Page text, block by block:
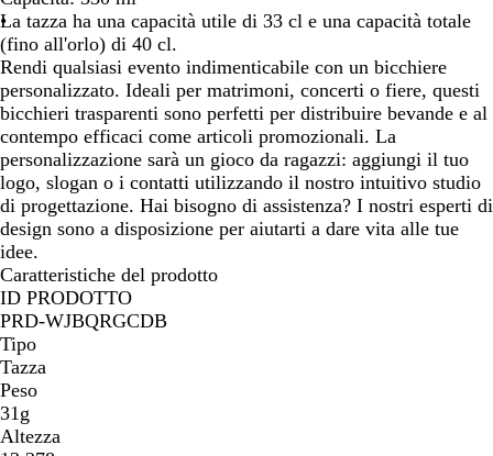
t
e
La tazza ha una capacità utile di 33 cl e una capacità totale
(fino all'orlo) di 40 cl.
Rendi qualsiasi evento indimenticabile con un bicchiere
personalizzato. Ideali per matrimoni, concerti o fiere, questi
bicchieri trasparenti sono perfetti per distribuire bevande e al
contempo efficaci come articoli promozionali. La
personalizzazione sarà un gioco da ragazzi: aggiungi il tuo
logo, slogan o i contatti utilizzando il nostro intuitivo studio
di progettazione. Hai bisogno di assistenza? I nostri esperti di
design sono a disposizione per aiutarti a dare vita alle tue
idee.
Caratteristiche del prodotto
ID PRODOTTO
PRD-WJBQRGCDB
Tipo
Tazza
Peso
31g
Altezza